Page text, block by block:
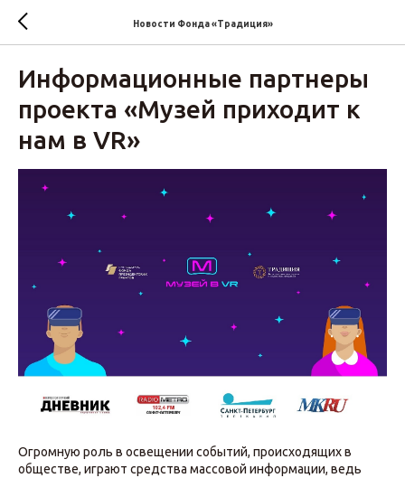
Новости Фонда «Традиция»‎
Информационные партнеры
проекта ‎«‎Музей приходит к
нам в VR»
Огромную роль в освещении событий, происходящих в
обществе, играют средства массовой информации, ведь